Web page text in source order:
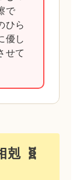
で
ひら
優し
せて
剋 🧬